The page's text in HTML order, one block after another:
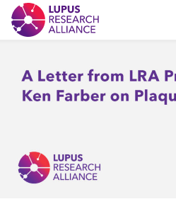
Lupus Research Alliance